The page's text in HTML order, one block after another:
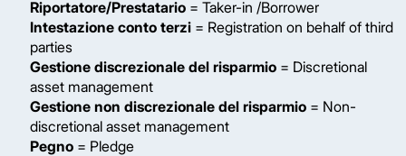
Riportatore/Prestatario = Taker-in /Borrower
Intestazione conto terzi = Registration on behalf of third
parties
Gestione discrezionale del risparmio = Discretional
asset management
Gestione non discrezionale del risparmio = Non-
discretional asset management
Pegno = Pledge